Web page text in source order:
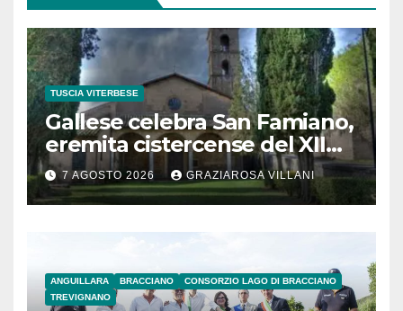
TUSCIA VITERBESE
Gallese celebra San Famiano,
eremita cistercense del XII
secolo
7 AGOSTO 2026 GRAZIAROSA VILLANI
ANGUILLARA BRACCIANO
CONSORZIO LAGO DI BRACCIANO
TREVIGNANO